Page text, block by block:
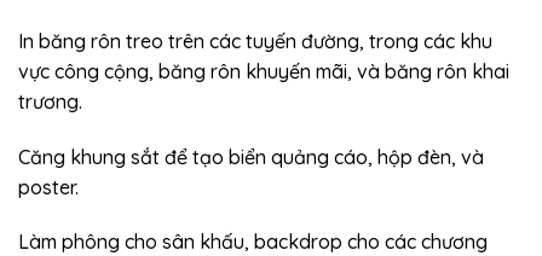
In băng rôn treo trên các tuyến đường, trong các khu
vực công cộng, băng rôn khuyến mãi, và băng rôn khai
trương.
Căng khung sắt để tạo biển quảng cáo, hộp đèn, và
poster.
Làm phông cho sân khấu, backdrop cho các chương